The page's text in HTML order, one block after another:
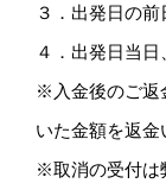
３．出発日の
４．出発日当
※入金後のご返
いた金額を返金
※取消の受付は